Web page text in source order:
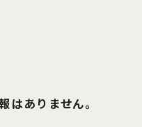
はありません。